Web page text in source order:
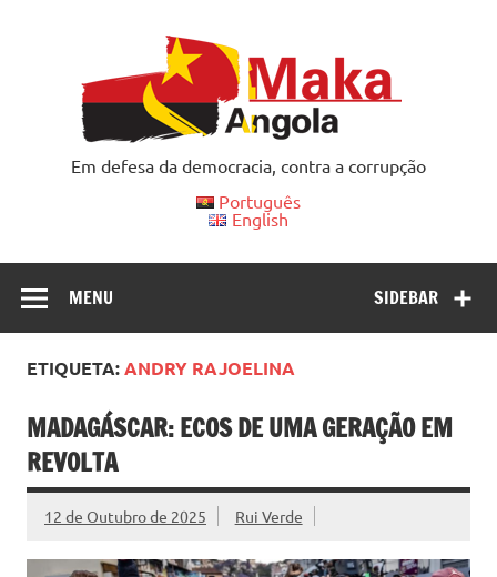
Em defesa da democracia, contra a corrupção
Português
English
SIDEBAR
MENU
ETIQUETA:ANDRY RAJOELINA
MADAGÁSCAR: ECOS DE UMA GERAÇÃO EM
REVOLTA
12 de Outubro de 2025 Rui Verde